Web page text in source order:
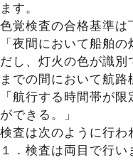
ます。
色覚検査の合格基準は
「夜間において船舶
だし、灯火の色が識
までの間において航路
「航行する時間帯が
ができる。」
検査は次のように行わ
１．検査は両目で行